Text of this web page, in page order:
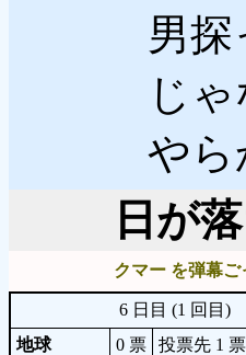
男
じ
やら
日が
クマー を弾幕
6 日目 (1 回目)
地球
0 票 投票先 1